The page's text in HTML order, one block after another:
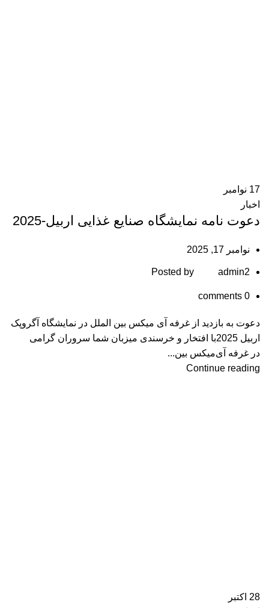
17 نوامبر
اخبار
دعوت نامه نمایشگاه صنایع غذایی اربیل-2025
نوامبر 17, 2025
Posted by admin2
0
comments
دعوت به بازدید از غرفه آی ‌میکس بین‌ الملل در نمایشگاه آگروپک
اربیل 2025با افتخار و خرسندی میزبان شما سروران گرامی
در غرفه آی‌میکس بین‌...
Continue reading
28 اکتبر